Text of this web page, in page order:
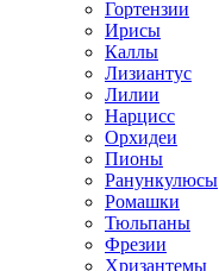
Гортензии
Ирисы
Каллы
Лизиантус
Лилии
Нарцисс
Орхидеи
Пионы
Ранункулюсы
Ромашки
Тюльпаны
Фрезии
Хризантемы